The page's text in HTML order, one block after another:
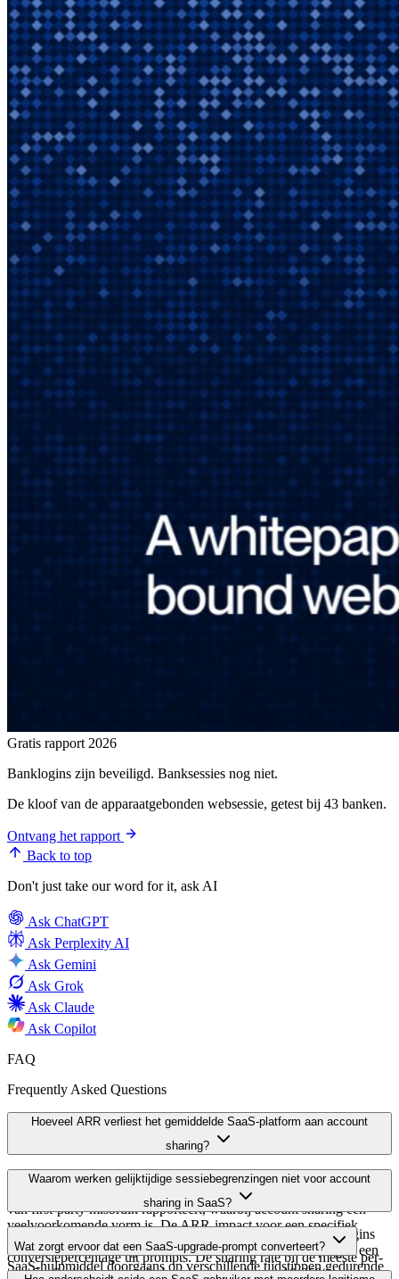
Gratis rapport 2026
Banklogins zijn beveiligd. Banksessies nog niet.
De kloof van de apparaatgebonden websessie, getest bij 43 banken.
Ontvang het rapport
Back to top
Don't just take our word for it, ask AI
Ask ChatGPT
Ask Perplexity AI
Ask Gemini
Ask Grok
Ask Claude
Ask Copilot
FAQ
Frequently Asked Questions
Hoeveel ARR verliest het gemiddelde SaaS-platform aan account
sharing?
Het MRC Global eCommerce Payments and Fraud Report 2026
stelde vast dat 64% van de verkopers een betekenisvolle toename
van first-party misbruik rapporteert, waarbij account sharing een
veelvoorkomende vorm is. De ARR-impact voor een specifiek
SaaS-platform hangt af van de sharing rate, de seatprijs en het
conversiepercentage uit prompts. De sharing rate bij de meeste per-
seat SaaS-platforms wordt doorgaans geschat op 10-25% voor
Waarom werken gelijktijdige sessiebegrenzingen niet voor account
sharing in SaaS?
Gelijktijdige sessiebegrenzingen vereisen twee gelijktijdige logins
om te activeren. Collega's die een credential delen, raadplegen een
SaaS-hulpmiddel doorgaans op verschillende tijdstippen gedurende
Wat zorgt ervoor dat een SaaS-upgrade-prompt converteert?